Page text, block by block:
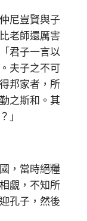
尼豈賢與子
老師還厲害
君子一言以
夫子之不可
邦家者，所
之斯和。其
」
，當時絕糧
覷，不知所
孔子，然後